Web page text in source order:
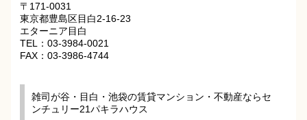
〒171-0031
東京都豊島区目白2-16-23
エターニア目白
TEL：03-3984-0021
FAX：03-3986-4744
雑司が谷・目白・池袋の賃貸マンション・不動産ならセ
ンチュリー21パキラハウス